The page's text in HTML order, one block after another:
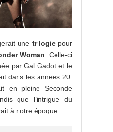
une trilogiepour
Woman . Celle-ci
par Gal Gadot et le
dans les années 20.
en pleine Seconde
que l’intrigue du
à notre époque.